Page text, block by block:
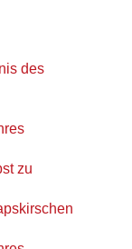
des
zu